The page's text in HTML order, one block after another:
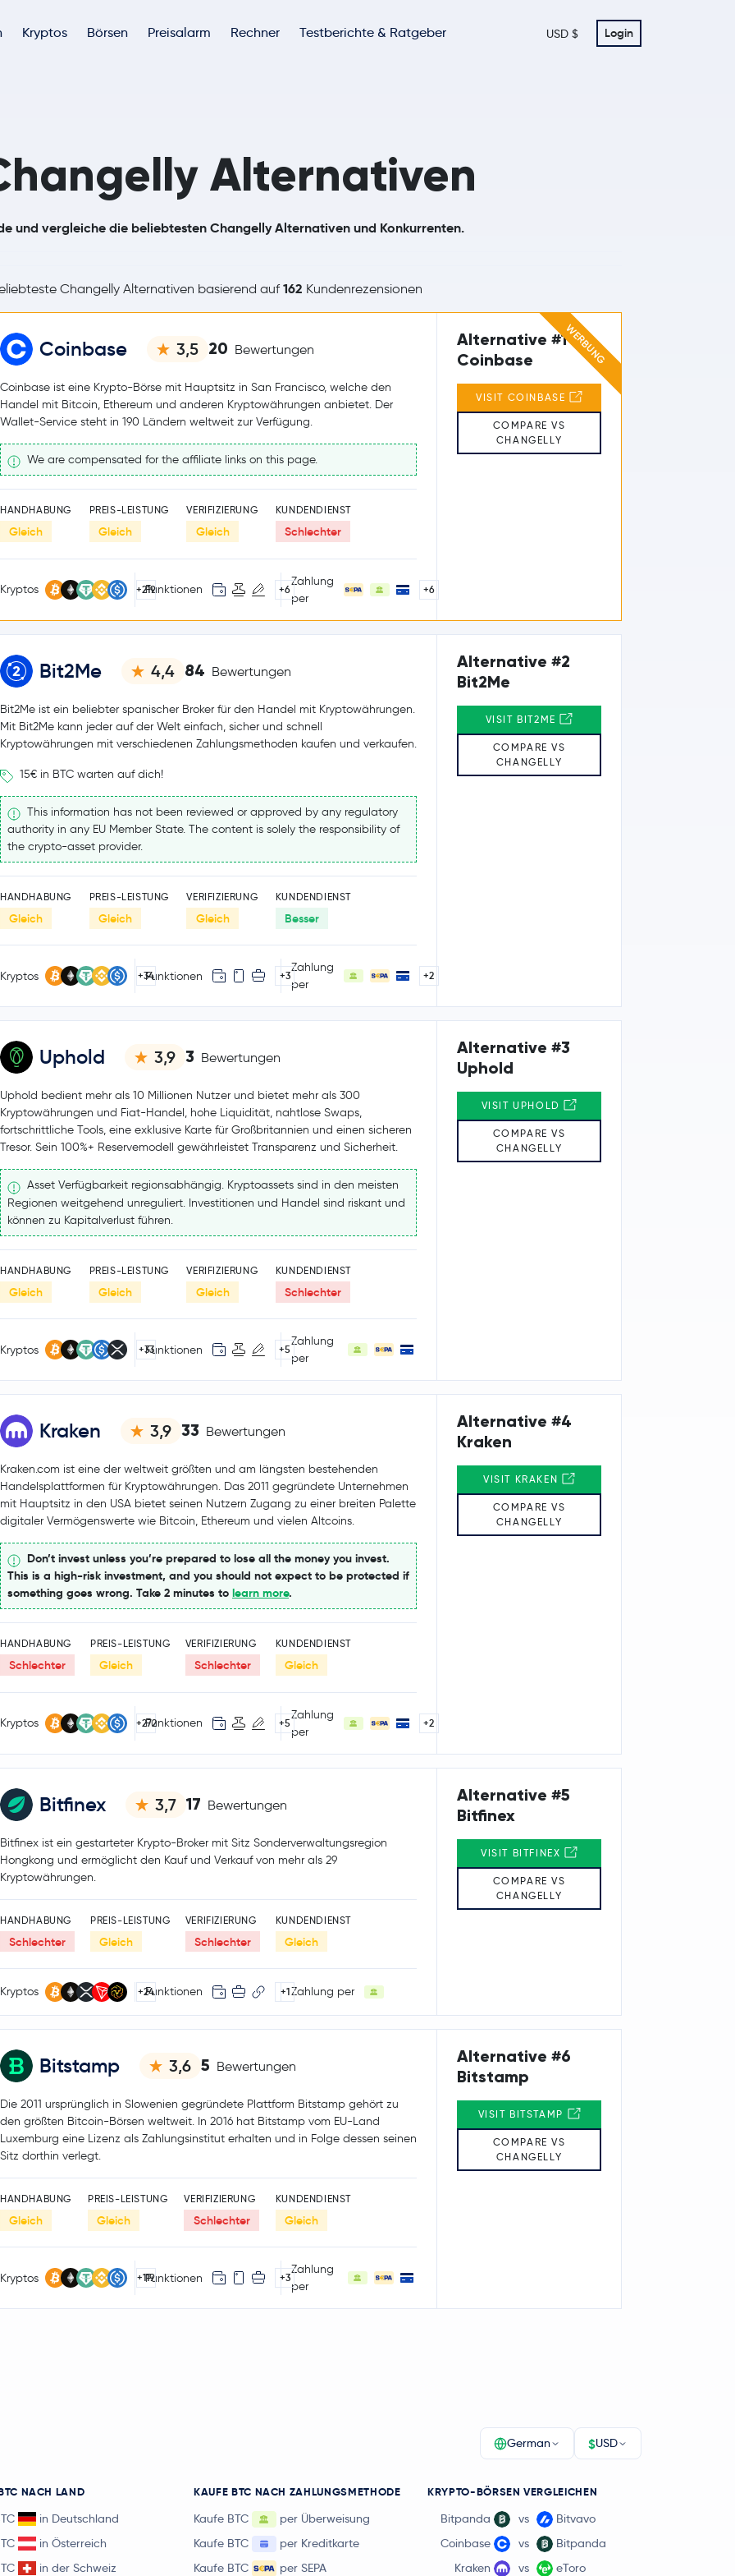
Kryptos Börsen Preisalarm Rechner Testberichte & Ratgeber USD $ Login
Alternativen
und vergleiche die beliebtesten Changelly Alternativen und Konkurrenten.
Changelly Alternativen basierend auf162 Kundenrezensionen
WERBUNG
Coinbase 3,5 20 Bewertungen
Coinbase ist eine Krypto-Börse mit Hauptsitz in San Francisco, welche den
Handel mit Bitcoin, Ethereum und anderen Kryptowährungen anbietet. Der
Wallet-Service steht in 190 Ländern weltweit zur Verfügung.
We are compensated for the affiliate links on this page.
HANDHABUNG
Gleich
PREIS-LEISTUNG
Gleich
VERIFIZIERUNG
Gleich
KUNDENDIENST
Schlechter
Kryptos +219Funktionen +6
Zahlung
per
+6
Alternative #1
Coinbase
VISIT COINBASE
COMPARE VS
CHANGELLY
Bit2Me 4,4 84 Bewertungen
Bit2Me ist ein beliebter spanischer Broker für den Handel mit Kryptowährungen.
Mit Bit2Me kann jeder auf der Welt einfach, sicher und schnell
Kryptowährungen mit verschiedenen Zahlungsmethoden kaufen und verkaufen.
15€ in BTC warten auf dich!
This information has not been reviewed or approved by any regulatory
authority in any EU Member State. The content is solely the responsibility of
the crypto-asset provider.
HANDHABUNG
Gleich
PREIS-LEISTUNG
Gleich
VERIFIZIERUNG
Gleich
KUNDENDIENST
Besser
Kryptos +34Funktionen +3
Zahlung
per
+2
Alternative #2
Bit2Me
VISIT BIT2ME
COMPARE VS
CHANGELLY
Uphold 3,9 3 Bewertungen
Uphold bedient mehr als 10 Millionen Nutzer und bietet mehr als 300
Kryptowährungen und Fiat-Handel, hohe Liquidität, nahtlose Swaps,
fortschrittliche Tools, eine exklusive Karte für Großbritannien und einen sicheren
Tresor. Sein 100%+ Reservemodell gewährleistet Transparenz und Sicherheit.
Asset Verfügbarkeit regionsabhängig. Kryptoassets sind in den meisten
Regionen weitgehend unreguliert. Investitionen und Handel sind riskant und
können zu Kapitalverlust führen.
HANDHABUNG
Gleich
PREIS-LEISTUNG
Gleich
VERIFIZIERUNG
Gleich
KUNDENDIENST
Schlechter
Kryptos +33Funktionen +5
Zahlung
per
Alternative #3
Uphold
VISIT UPHOLD
COMPARE VS
CHANGELLY
Kraken 3,9 33 Bewertungen
Kraken.com ist eine der weltweit größten und am längsten bestehenden
Handelsplattformen für Kryptowährungen. Das 2011 gegründete Unternehmen
mit Hauptsitz in den USA bietet seinen Nutzern Zugang zu einer breiten Palette
digitaler Vermögenswerte wie Bitcoin, Ethereum und vielen Altcoins.
Don’t invest unless you’re prepared to lose all the money you invest.
This is a high-risk investment, and you should not expect to be protected if
something goes wrong. Take 2 minutes to learn more.
HANDHABUNG
Schlechter
PREIS-LEISTUNG
Gleich
VERIFIZIERUNG
Schlechter
KUNDENDIENST
Gleich
Kryptos +272Funktionen +5
Zahlung
per
+2
Alternative #4
Kraken
VISIT KRAKEN
COMPARE VS
CHANGELLY
Bitfinex 3,7 17 Bewertungen
Bitfinex ist ein gestarteter Krypto-Broker mit Sitz Sonderverwaltungsregion
Hongkong und ermöglicht den Kauf und Verkauf von mehr als 29
Kryptowährungen.
HANDHABUNG
Schlechter
PREIS-LEISTUNG
Gleich
VERIFIZIERUNG
Schlechter
KUNDENDIENST
Gleich
Kryptos +24Funktionen +1Zahlung per
Alternative #5
Bitfinex
VISIT BITFINEX
COMPARE VS
CHANGELLY
Bitstamp 3,6 5 Bewertungen
Die 2011 ursprünglich in Slowenien gegründete Plattform Bitstamp gehört zu
den größten Bitcoin-Börsen weltweit. In 2016 hat Bitstamp vom EU-Land
Luxemburg eine Lizenz als Zahlungsinstitut erhalten und in Folge dessen seinen
Sitz dorthin verlegt.
HANDHABUNG
Gleich
PREIS-LEISTUNG
Gleich
VERIFIZIERUNG
Schlechter
KUNDENDIENST
Gleich
Kryptos +119Funktionen +3
Zahlung
per
Alternative #6
Bitstamp
VISIT BITSTAMP
COMPARE VS
CHANGELLY
German $USD
NACH LAND
in Deutschland
in Österreich
in der Schweiz
KAUFE BTC NACH ZAHLUNGSMETHODE
Kaufe BTC
per Überweisung
Kaufe BTC
per Kreditkarte
Kaufe BTC
per SEPA
KRYPTO-BÖRSEN VERGLEICHEN
Bitpanda vs
Bitvavo
Coinbase
vs
Bitpanda
Kraken
vs eToro